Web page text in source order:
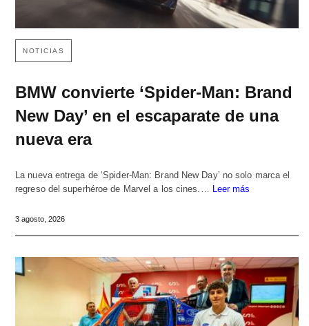
NOTICIAS
BMW convierte ‘Spider-Man: Brand
New Day’ en el escaparate de una
nueva era
La nueva entrega de ‘Spider-Man: Brand New Day’ no solo marca el
regreso del superhéroe de Marvel a los cines.…
Leer más
3 agosto, 2026